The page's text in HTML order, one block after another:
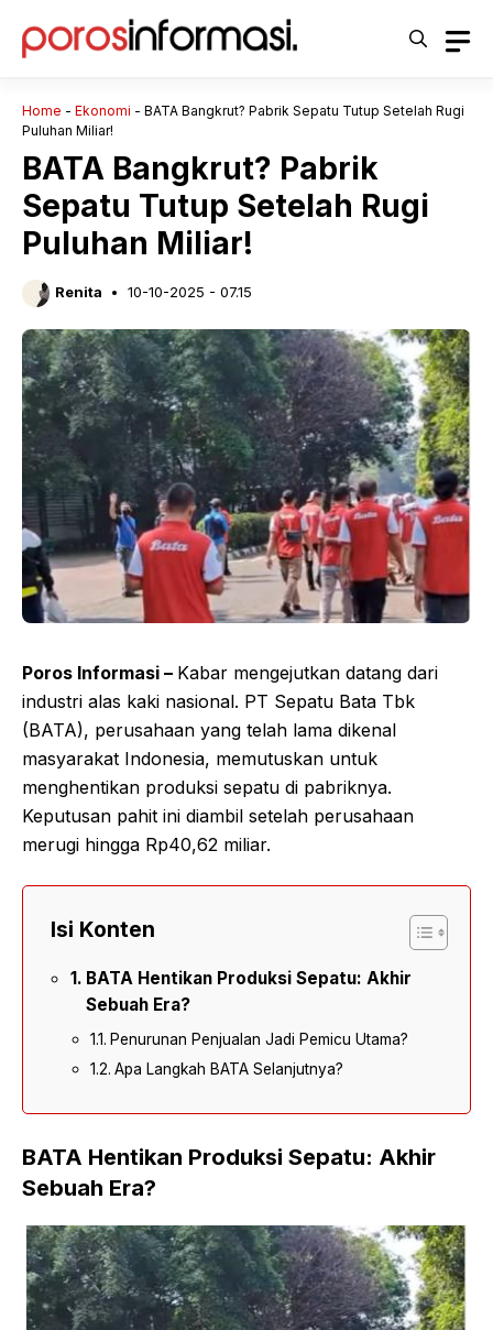
Home - Ekonomi - BATA Bangkrut? Pabrik Sepatu Tutup Setelah Rugi
Puluhan Miliar!
BATA Bangkrut? Pabrik
Sepatu Tutup Setelah Rugi
Puluhan Miliar!
Renita 10-10-2025 - 07.15
Poros Informasi – Kabar mengejutkan datang dari
industri alas kaki nasional. PT Sepatu Bata Tbk
(BATA), perusahaan yang telah lama dikenal
masyarakat Indonesia, memutuskan untuk
menghentikan produksi sepatu di pabriknya.
Keputusan pahit ini diambil setelah perusahaan
merugi hingga Rp40,62 miliar.
Isi Konten
BATA Hentikan Produksi Sepatu: Akhir
Sebuah Era?
Penurunan Penjualan Jadi Pemicu Utama?
Apa Langkah BATA Selanjutnya?
BATA Hentikan Produksi Sepatu: Akhir
Sebuah Era?